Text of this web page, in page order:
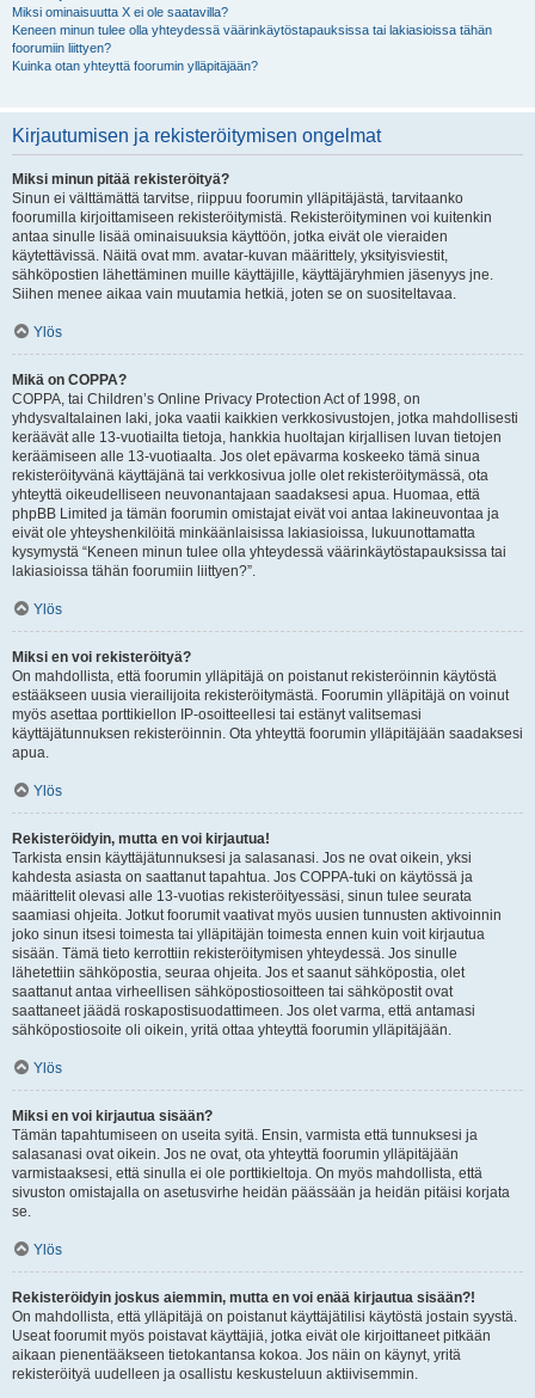
Miksi ominaisuutta X ei ole saatavilla?
Keneen minun tulee olla yhteydessä väärinkäytöstapauksissa tai lakiasioissa tähän
foorumiin liittyen?
Kuinka otan yhteyttä foorumin ylläpitäjään?
Kirjautumisen ja rekisteröitymisen ongelmat
Miksi minun pitää rekisteröityä?
Sinun ei välttämättä tarvitse, riippuu foorumin ylläpitäjästä, tarvitaanko
foorumilla kirjoittamiseen rekisteröitymistä. Rekisteröityminen voi kuitenkin
antaa sinulle lisää ominaisuuksia käyttöön, jotka eivät ole vieraiden
käytettävissä. Näitä ovat mm. avatar-kuvan määrittely, yksityisviestit,
sähköpostien lähettäminen muille käyttäjille, käyttäjäryhmien jäsenyys jne.
Siihen menee aikaa vain muutamia hetkiä, joten se on suositeltavaa.
Ylös
Mikä on COPPA?
COPPA, tai Children’s Online Privacy Protection Act of 1998, on
yhdysvaltalainen laki, joka vaatii kaikkien verkkosivustojen, jotka mahdollisesti
keräävät alle 13-vuotiailta tietoja, hankkia huoltajan kirjallisen luvan tietojen
keräämiseen alle 13-vuotiaalta. Jos olet epävarma koskeeko tämä sinua
rekisteröityvänä käyttäjänä tai verkkosivua jolle olet rekisteröitymässä, ota
yhteyttä oikeudelliseen neuvonantajaan saadaksesi apua. Huomaa, että
phpBB Limited ja tämän foorumin omistajat eivät voi antaa lakineuvontaa ja
eivät ole yhteyshenkilöitä minkäänlaisissa lakiasioissa, lukuunottamatta
kysymystä “Keneen minun tulee olla yhteydessä väärinkäytöstapauksissa tai
lakiasioissa tähän foorumiin liittyen?”.
Ylös
Miksi en voi rekisteröityä?
On mahdollista, että foorumin ylläpitäjä on poistanut rekisteröinnin käytöstä
estääkseen uusia vierailijoita rekisteröitymästä. Foorumin ylläpitäjä on voinut
myös asettaa porttikiellon IP-osoitteellesi tai estänyt valitsemasi
käyttäjätunnuksen rekisteröinnin. Ota yhteyttä foorumin ylläpitäjään saadaksesi
apua.
Ylös
Rekisteröidyin, mutta en voi kirjautua!
Tarkista ensin käyttäjätunnuksesi ja salasanasi. Jos ne ovat oikein, yksi
kahdesta asiasta on saattanut tapahtua. Jos COPPA-tuki on käytössä ja
määrittelit olevasi alle 13-vuotias rekisteröityessäsi, sinun tulee seurata
saamiasi ohjeita. Jotkut foorumit vaativat myös uusien tunnusten aktivoinnin
joko sinun itsesi toimesta tai ylläpitäjän toimesta ennen kuin voit kirjautua
sisään. Tämä tieto kerrottiin rekisteröitymisen yhteydessä. Jos sinulle
lähetettiin sähköpostia, seuraa ohjeita. Jos et saanut sähköpostia, olet
saattanut antaa virheellisen sähköpostiosoitteen tai sähköpostit ovat
saattaneet jäädä roskapostisuodattimeen. Jos olet varma, että antamasi
sähköpostiosoite oli oikein, yritä ottaa yhteyttä foorumin ylläpitäjään.
Ylös
Miksi en voi kirjautua sisään?
Tämän tapahtumiseen on useita syitä. Ensin, varmista että tunnuksesi ja
salasanasi ovat oikein. Jos ne ovat, ota yhteyttä foorumin ylläpitäjään
varmistaaksesi, että sinulla ei ole porttikieltoja. On myös mahdollista, että
sivuston omistajalla on asetusvirhe heidän päässään ja heidän pitäisi korjata
se.
Ylös
Rekisteröidyin joskus aiemmin, mutta en voi enää kirjautua sisään?!
On mahdollista, että ylläpitäjä on poistanut käyttäjätilisi käytöstä jostain syystä.
Useat foorumit myös poistavat käyttäjiä, jotka eivät ole kirjoittaneet pitkään
aikaan pienentääkseen tietokantansa kokoa. Jos näin on käynyt, yritä
rekisteröityä uudelleen ja osallistu keskusteluun aktiivisemmin.